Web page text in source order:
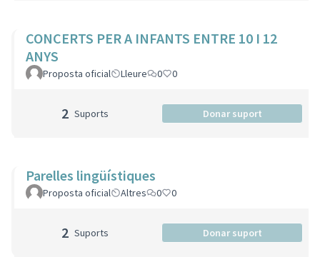
CONCERTS PER A INFANTS ENTRE 10 I 12
ANYS
Proposta oficial Lleure 0 0
2 Suports Donar suport
Parelles lingüístiques
Proposta oficial Altres 0 0
2 Suports Donar suport